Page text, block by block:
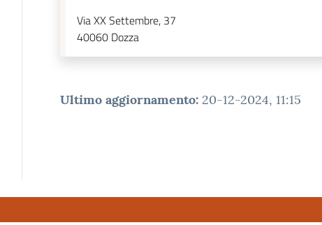
Via XX Settembre, 37
40060 Dozza
Ultimo aggiornamento: 20-12-2024, 11:15